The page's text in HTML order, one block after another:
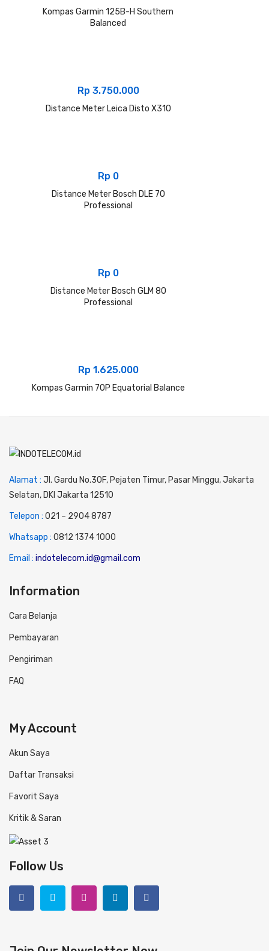
Kompas Garmin 125B-H Southern
Balanced
Rp 3.750.000
Distance Meter Leica Disto X310
Rp 0
Distance Meter Bosch DLE 70
Professional
Rp 0
Distance Meter Bosch GLM 80
Professional
Rp 1.625.000
Kompas Garmin 70P Equatorial Balance
Alamat : Jl. Gardu No.30F, Pejaten Timur, Pasar Minggu, Jakarta
Selatan, DKI Jakarta 12510
Telepon : 021 – 2904 8787
Whatsapp : 0812 1374 1000
Email : indotelecom.id@gmail.com
Information
Cara Belanja
Pembayaran
Pengiriman
FAQ
My Account
Akun Saya
Daftar Transaksi
Favorit Saya
Kritik & Saran
Follow Us